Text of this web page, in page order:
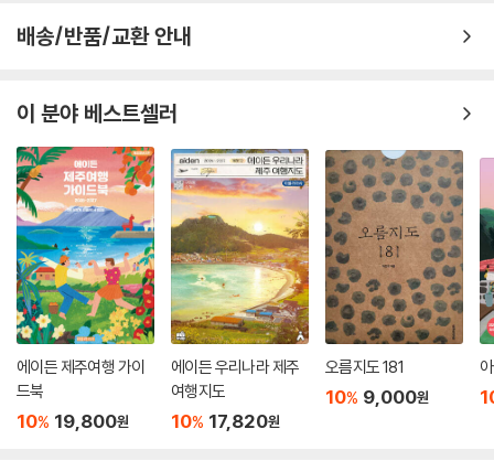
배송/반품/교환 안내
이 분야 베스트셀러
에이든 제주여행 가이
드북
10% 19,800원
에이든 우리나라 제주
여행지도
10% 17,820원
오름지도 181
10% 9,000원